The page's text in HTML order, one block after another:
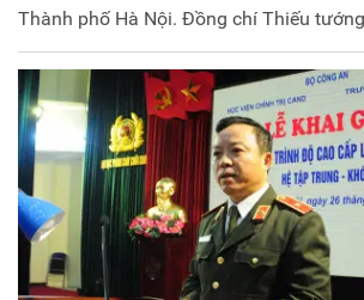
Thành phố Hà Nội. Đồng chí Thiếu
Xuân Tuy, Phó Giám đốc Học viện Chính
buổi Lễ